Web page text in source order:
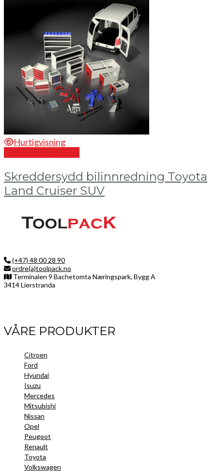
Hurtigvisning
Skreddersydd bilinnredning Toyota
Land Cruiser SUV
(+47) 48 00 28 90
ordre(a)toolpack.no
Terminalen 9 Bachetomta Næringspark, Bygg A
3414 Lierstranda
VÅRE PRODUKTER
Citroen
Ford
Hyundai
Isuzu
Mercedes
Mitsubishi
Nissan
Opel
Peugeot
Renault
Toyota
Volkswagen